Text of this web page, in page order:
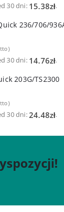
30 dni: 15.38zł.
30 dni: 14.76zł.
203G/TS2300
30 dni:24.48zł.